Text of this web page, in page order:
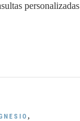
personalizadas
,